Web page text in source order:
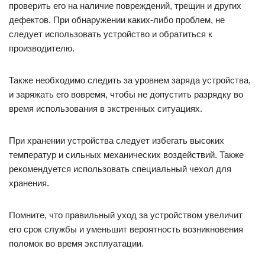
проверить его на наличие повреждений, трещин и других
дефектов. При обнаружении каких-либо проблем, не
следует использовать устройство и обратиться к
производителю.
Также необходимо следить за уровнем заряда устройства,
и заряжать его вовремя, чтобы не допустить разрядку во
время использования в экстренных ситуациях.
При хранении устройства следует избегать высоких
температур и сильных механических воздействий. Также
рекомендуется использовать специальный чехол для
хранения.
Помните, что правильный уход за устройством увеличит
его срок службы и уменьшит вероятность возникновения
поломок во время эксплуатации.